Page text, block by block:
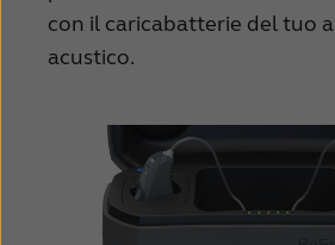
con il caricabatterie del tuo
acustico.